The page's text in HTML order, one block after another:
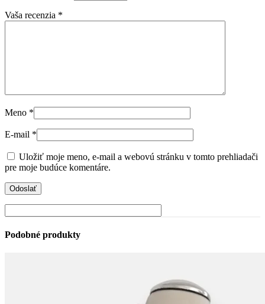
Vaša recenzia *
Meno *
E-mail *
Uložiť moje meno, e-mail a webovú stránku v tomto prehliadači
pre moje budúce komentáre.
Podobné produkty